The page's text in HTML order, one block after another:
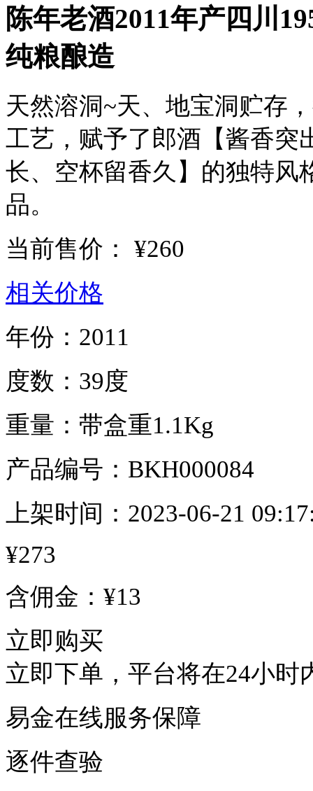
陈年老酒2011年产四川
纯粮酿造
天然溶洞~天、地宝洞贮存
工艺，赋予了郎酒【酱香突
长、空杯留香久】的独特风
品。
当前售价： ¥260
相关价格
年份： 2011
度数： 39度
重量： 带盒重1.1Kg
产品编号： BKH000084
上架时间： 2023-06-21
¥273
含佣金：¥13
立即购买
立即下单，平台将在24小时
易金在线服务保障
逐件查验